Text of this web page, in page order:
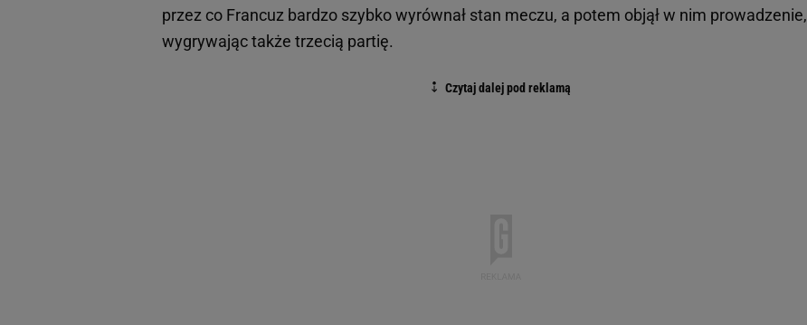
przez co Francuz bardzo szybko wyrównał stan meczu, a potem objął w nim prowadzenie,
wygrywając także trzecią partię.